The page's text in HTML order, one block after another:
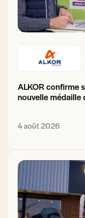
ALKOR confirme
nouvelle médaille
4 août 2026